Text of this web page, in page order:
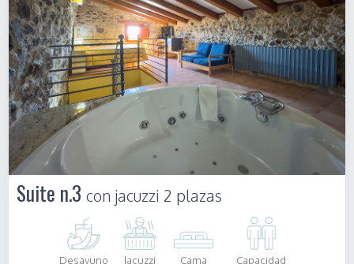
Suite n.3con jacuzzi 2 plazas
Desayuno
Jacuzzi
Cama
Capacidad